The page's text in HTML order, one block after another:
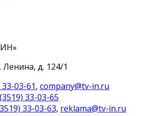
Ленина, д. 124/1
03-61, company@tv-in.ru
33-03-65
33-03-63, reklama@tv-in.ru